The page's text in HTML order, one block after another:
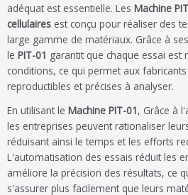
adéquat est essentielle. Les Machine
cellulaires est conçu pour réaliser des
large gamme de matériaux. Grâce à
le PIT-01 garantit que chaque essai est
conditions, ce qui permet aux
reproductibles et précises à analyser.
En utilisant le Machine PIT-01, Grâce à
les entreprises peuvent rationaliser
réduisant ainsi le temps et les efforts
L'automatisation des essais réduit les
améliore la précision des résultats, ce
s'assurer plus facilement que leurs